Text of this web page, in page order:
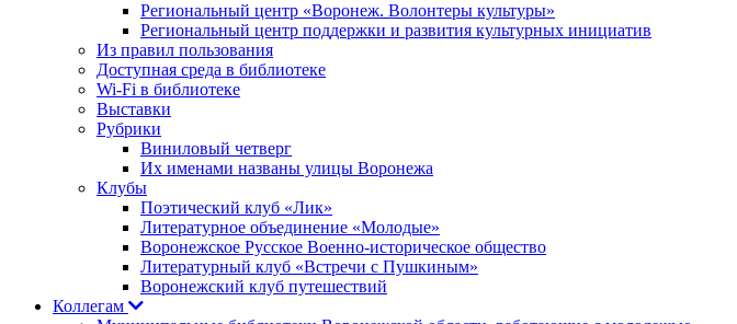
Региональный центр «Воронеж. Волонтеры культуры»
Региональный центр поддержки и развития культурных инициатив
Из правил пользования
Доступная среда в библиотеке
Wi-Fi в библиотеке
Выставки
Рубрики
Виниловый четверг
Их именами названы улицы Воронежа
Клубы
Поэтический клуб «Лик»
Литературное объединение «Молодые»
Воронежское Русское Военно-историческое общество
Литературный клуб «Встречи с Пушкиным»
Воронежский клуб путешествий
Коллегам